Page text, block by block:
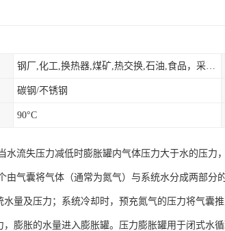
钢厂,化工,换热器,煤矿,热交换,石油,食品，采暖.供热.空调。
碳钢/不锈钢
90°C
水流失压力减低时膨胀罐内气体压力大于水的压力
由气囊将气体（通常为氮气）与系统水分成两部
水量及压力；系统冷却时，预充氮气的压力将气囊
，膨胀的水量进入膨胀罐。压力膨胀罐用于闭式水